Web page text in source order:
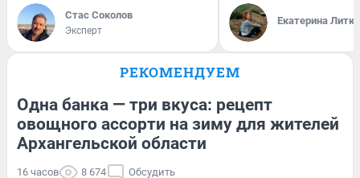
Стас Соколов
Эксперт
Екатерина
РЕКОМЕНДУЕМ
Одна банка — три вкуса: рецепт
овощного ассорти на зиму для жителей
Архангельской области
16 часов 8 674 Обсудить